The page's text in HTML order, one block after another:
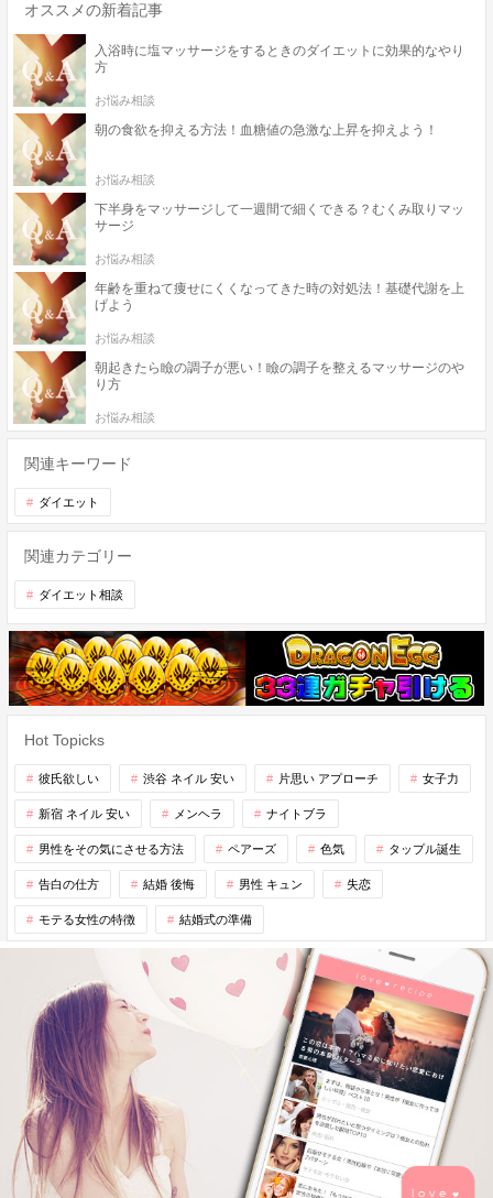
オススメの新着記事
入浴時に塩マッサージをするときのダイエットに効果的なやり
方
お悩み相談
朝の食欲を抑える方法！血糖値の急激な上昇を抑えよう！
お悩み相談
下半身をマッサージして一週間で細くできる？むくみ取りマッ
サージ
お悩み相談
年齢を重ねて痩せにくくなってきた時の対処法！基礎代謝を上
げよう
お悩み相談
朝起きたら瞼の調子が悪い！瞼の調子を整えるマッサージのや
り方
お悩み相談
関連キーワード
ダイエット
関連カテゴリー
ダイエット相談
Hot Topicks
彼氏欲しい 渋谷 ネイル 安い 片思い アプローチ 女子力
新宿 ネイル 安い メンヘラ ナイトブラ
男性をその気にさせる方法 ペアーズ 色気 タップル誕生
告白の仕方 結婚 後悔 男性 キュン 失恋
モテる女性の特徴 結婚式の準備